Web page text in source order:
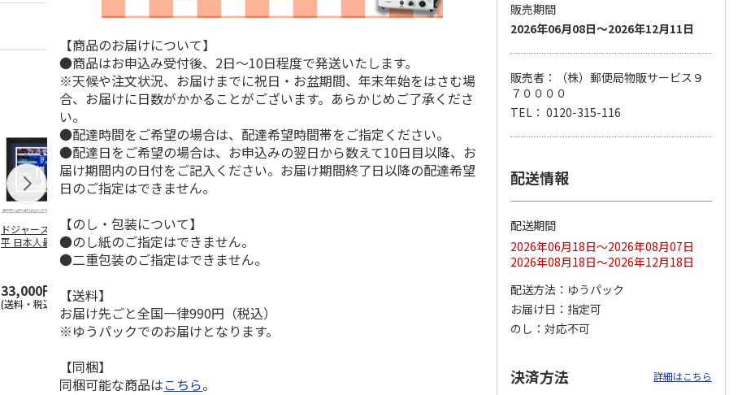
ドジャース 大谷翔
平 日本人最多53試
合連続出塁記念 ダ
33,000円
(送料・税込)
MLB ドジャース 大
谷翔平 2026 NL 3・
4月投手…
平 日本人最多53試
合連続出塁記念 コ
イ…
ドジャース 大谷翔
平 日本人最多53試
合連続出塁記念 シ
ル…
17,000円
(送料・税込)
谷翔平 2026 NL 3・
4月投手…
【商品のお届けについて】
●商品はお申込み受付後、2日～10日程度で発送いたします。
※天候や注文状況、お届けまでに祝日・お盆期間、年末年始をはさむ場
合、お届けに日数がかかることがございます。あらかじめご了承くださ
い。
●配達時間をご希望の場合は、配達希望時間帯をご指定ください。
●配達日をご希望の場合は、お申込みの翌日から数えて10日目以降、お
届け期間内の日付をご記入ください。お届け期間終了日以降の配達希望
日のご指定はできません。
【のし・包装について】
●のし紙のご指定はできません。
●二重包装のご指定はできません。
【送料】
お届け先ごと全国一律990円（税込）
※ゆうパックでのお届けとなります。
【同梱】
同梱可能な商品はこちら。
販売期間
2026年06月08日～2026年12月11日
販売者：（株）郵便局物販サービス９
７００００
TEL： 0120-315-116
配送情報
配送期間
2026年06月18日～2026年08月07日
2026年08月18日～2026年12月18日
配送方法
ゆうパック
お届け日
指定可
のし
対応不可
決済方法 詳細はこちら